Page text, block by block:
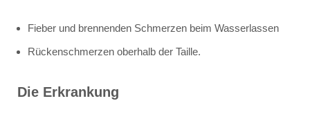
Fieber und brennenden Schmerzen beim Wasserlassen
Rückenschmerzen oberhalb der Taille.
Die Erkrankung